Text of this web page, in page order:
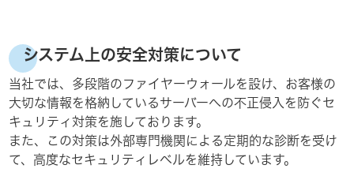
システム上の安全対策について
当社では、多段階のファイヤーウォールを設け、お客様の
大切な情報を格納しているサーバーへの不正侵入を防ぐセ
キュリティ対策を施しております。
また、この対策は外部専門機関による定期的な診断を受け
て、高度なセキュリティレベルを維持しています。